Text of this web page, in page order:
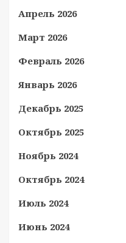
Апрель 2026
Март 2026
Февраль 2026
Январь 2026
Декабрь 2025
Октябрь 2025
Ноябрь 2024
Октябрь 2024
Июль 2024
Июнь 2024